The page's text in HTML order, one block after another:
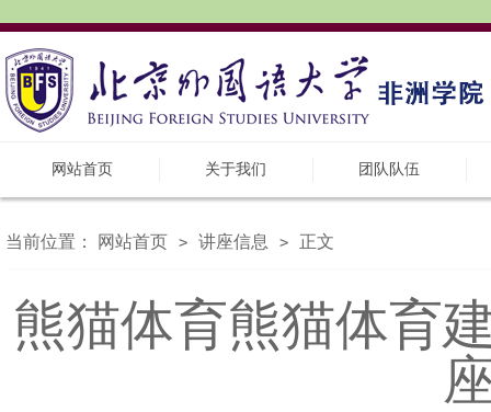
网站首页 关于我们 团队队伍
当前位置： 网站首页 > 讲座信息 > 正文
熊猫体育熊猫体育